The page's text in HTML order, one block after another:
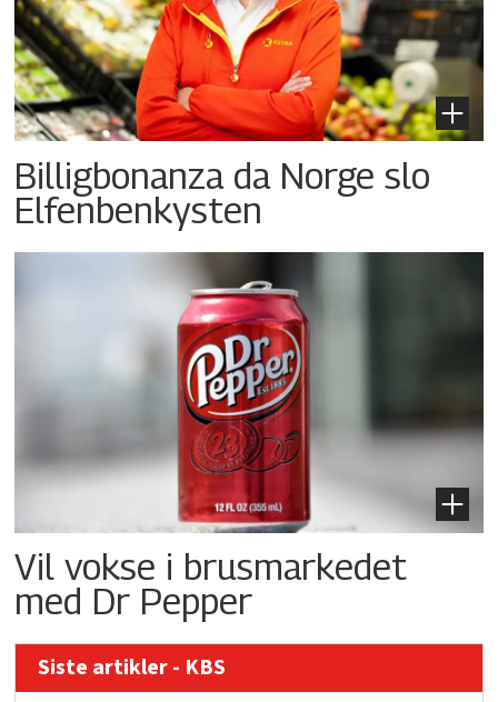
Billigbonanza da Norge slo
Elfenbenkysten
Vil vokse i brusmarkedet
med Dr Pepper
Siste artikler - KBS